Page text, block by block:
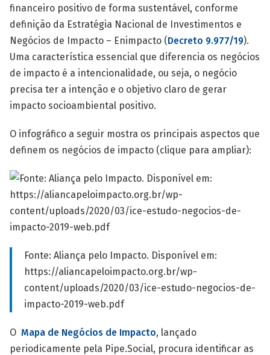
financeiro positivo de forma sustentável, conforme
definição da Estratégia Nacional de Investimentos e
Negócios de Impacto – Enimpacto (Decreto 9.977/19).
Uma característica essencial que diferencia os negócios
de impacto é a intencionalidade, ou seja, o negócio
precisa ter a intenção e o objetivo claro de gerar
impacto socioambiental positivo.
O infográfico a seguir mostra os principais aspectos que
definem os negócios de impacto (clique para ampliar):
Fonte: Aliança pelo Impacto. Disponível em:
https://aliancapeloimpacto.org.br/wp-
content/uploads/2020/03/ice-estudo-negocios-de-
impacto-2019-web.pdf
O Mapa de Negócios de Impacto, lançado
periodicamente pela Pipe.Social, procura identificar as